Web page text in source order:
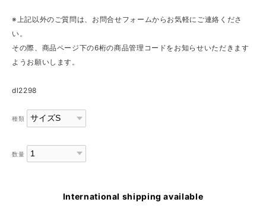
※上記以外のご質問は、お問合せフォームからお気軽にご連絡くださ
い。
その際、商品ページ下の6桁の商品管理コードをお知らせいただきます
ようお願いします。
dl2298
種類
数量
International shipping available